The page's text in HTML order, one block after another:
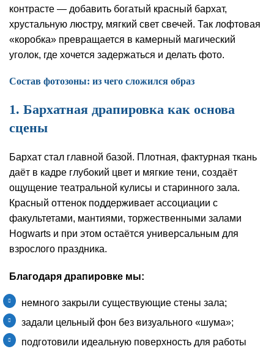
контрасте — добавить богатый красный бархат,
хрустальную люстру, мягкий свет свечей. Так лофтовая
«коробка» превращается в камерный магический
уголок, где хочется задержаться и делать фото.
Состав фотозоны: из чего сложился образ
1. Бархатная драпировка как основа
сцены
Бархат стал главной базой. Плотная, фактурная ткань
даёт в кадре глубокий цвет и мягкие тени, создаёт
ощущение театральной кулисы и старинного зала.
Красный оттенок поддерживает ассоциации с
факультетами, мантиями, торжественными залами
Hogwarts и при этом остаётся универсальным для
взрослого праздника.
Благодаря драпировке мы:
немного закрыли существующие стены зала;
задали цельный фон без визуального «шума»;
подготовили идеальную поверхность для работы